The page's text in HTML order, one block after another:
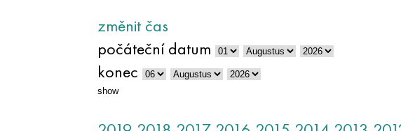
změnit čas
počáteční datum
konec
show